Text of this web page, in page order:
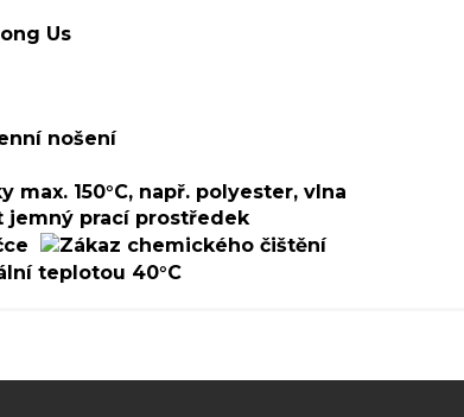
Us
nošení